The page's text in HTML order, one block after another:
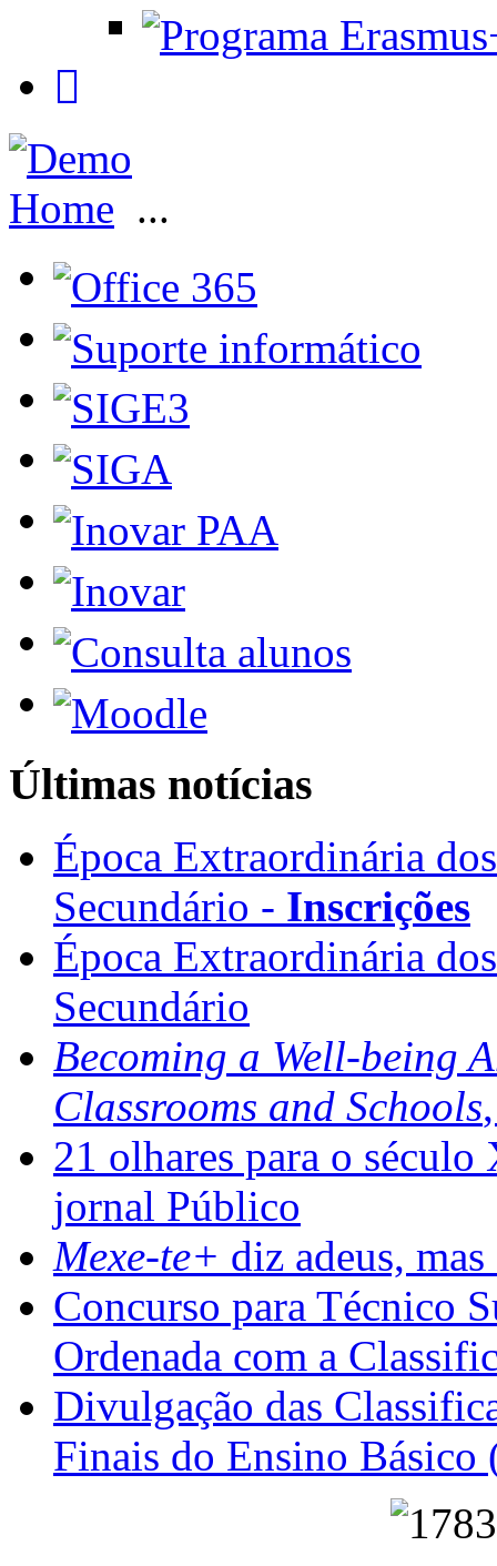
Home ...
Últimas notícias
Época Extraordinária
Secundário - Inscrições
Época Extraordinária
Secundário
Becoming a Well-being
Classrooms and Schools
21 olhares para o
jornal Público
Mexe-te+ diz adeus,
Concurso para Técnico
Ordenada com a
Divulgação das
Finais do Ensino Básico